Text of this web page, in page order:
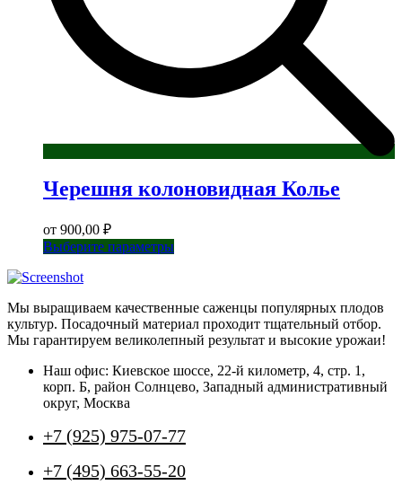
Черешня колоновидная Колье
от 900,00 ₽
Выберите параметрыЭтот
вариаций.
Опции
можно
на
странице
Мы выращиваем качественные саженцы популярных плодов
культур. Посадочный материал проходит тщательный отбор.
Мы гарантируем великолепный результат и высокие урожаи!
Наш офис: Киевское шоссе, 22-й километр, 4, стр. 1,
корп. Б, район Солнцево, Западный административный
округ, Москва
+7 (925) 975-07-77
+7 (495) 663-55-20